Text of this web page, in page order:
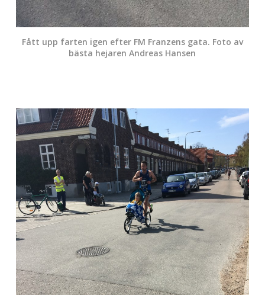
Fått upp farten igen efter FM Franzens gata. Foto av
bästa hejaren Andreas Hansen